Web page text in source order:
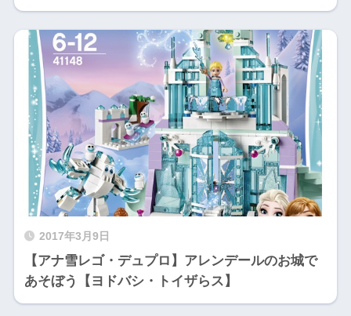
2017年3月9日
【アナ雪レゴ・デュプロ】アレンデールのお城で
あそぼう【ヨドバシ・トイザらス】